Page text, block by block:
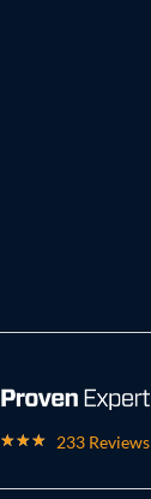
233 Reviews